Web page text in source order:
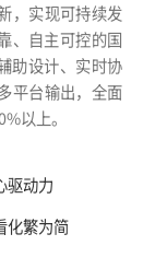
，实现可持续发
、自主可控的国
助设计、实时协
平台输出，全面
以上。
驱动力
化繁为简